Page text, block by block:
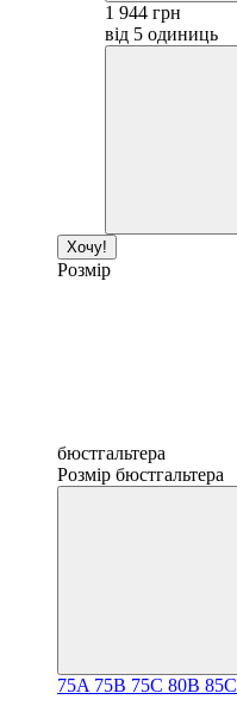
1 944 грн
від 5 одиниць
Хочу!
Розмір
бюстгальтера
Розмір бюстгальтера
75A 75B 75C 80B 85C